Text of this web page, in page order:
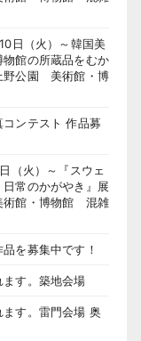
日（火）～韓国美
館の所蔵品をむか
野公園 美術館・博
ンテスト 作品募
（火）～『スウェ
常のかがやき』展
館・博物館 混雑
を募集中です！
す。築地会場
す。雷門会場 奥